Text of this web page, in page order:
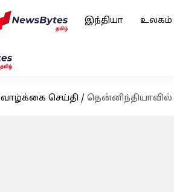
இந்தியா உலகம்
வாழ்க்கை செய்தி /